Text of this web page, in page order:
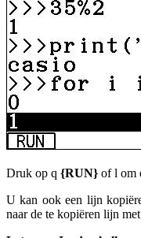
Druk op q {RUN} ofl om
U kan ook een lijn
naar de te kopiëren lijn met